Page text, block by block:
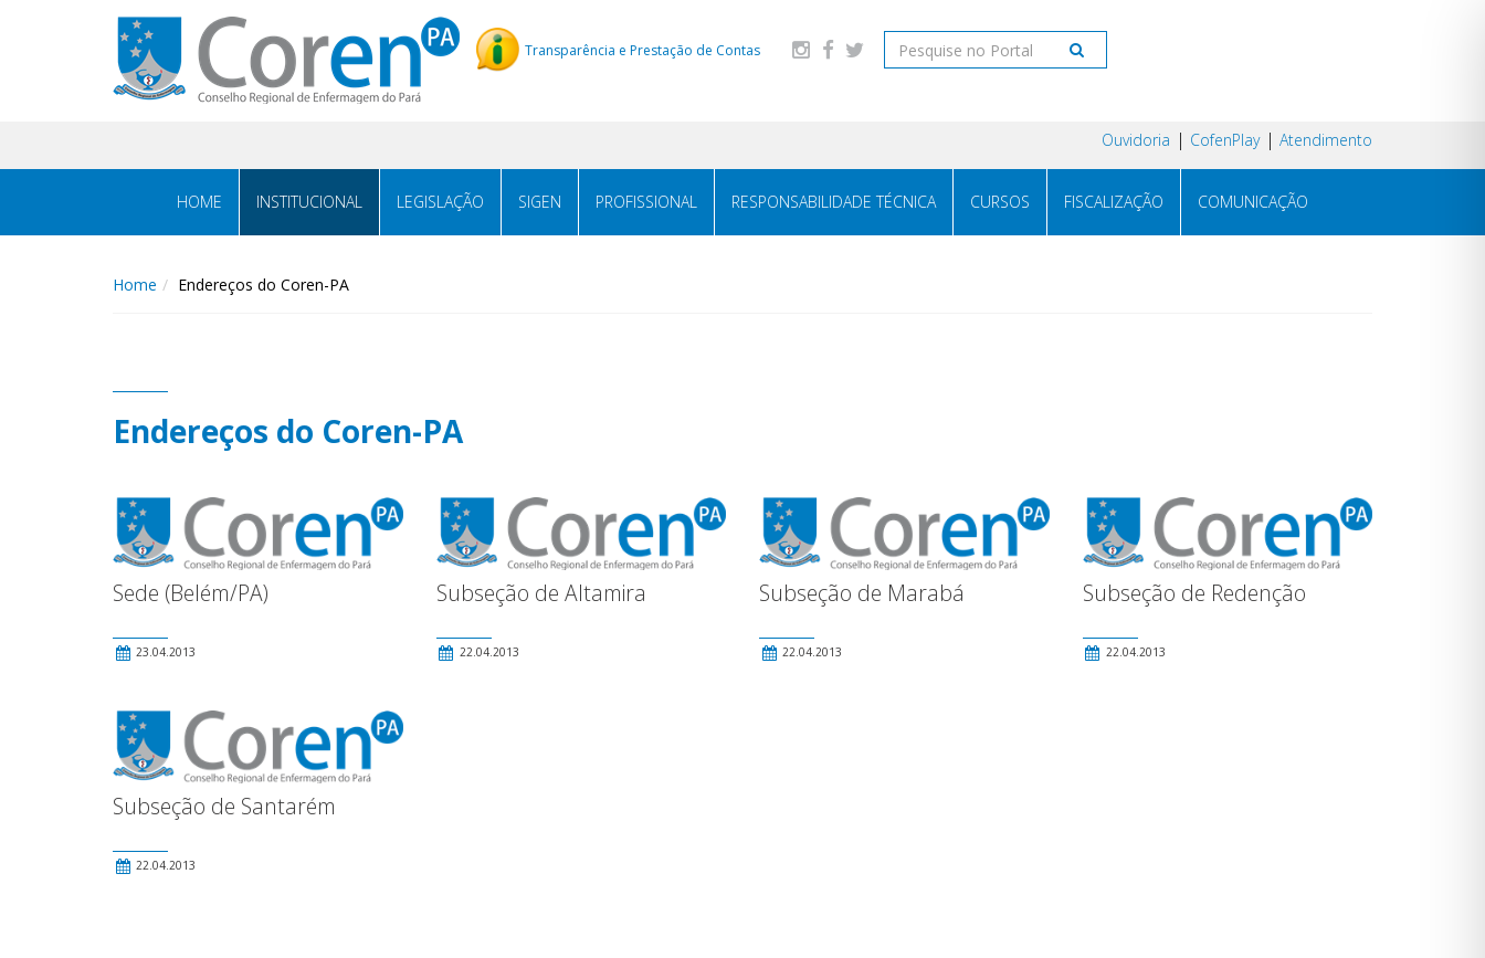
Transparência e Prestação de Contas
Ouvidoria CofenPlay Atendimento
HOME INSTITUCIONAL LEGISLAÇÃO SIGEN PROFISSIONAL RESPONSABILIDADE TÉCNICA CURSOS FISCALIZAÇÃO COMUNICAÇÃO
Home Endereços do Coren-PA
Endereços do Coren-PA
Sede (Belém/PA)
23.04.2013
Subseção de Altamira
22.04.2013
Subseção de Marabá
22.04.2013
Subseção de Redenção
22.04.2013
Subseção de Santarém
22.04.2013